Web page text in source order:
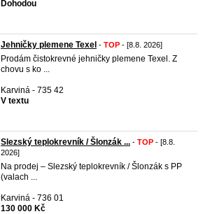
Dohodou
Jehničky plemene Texel - TOP - [8.8. 2026]
Prodám čistokrevné jehničky plemene Texel. Z
chovu s ko ...
Karviná - 735 42
V textu
Slezský teplokrevník / Šlonzák ... - TOP - [8.8.
2026]
Na prodej – Slezský teplokrevník / Šlonzák s PP
(valach ...
Karviná - 736 01
130 000 Kč